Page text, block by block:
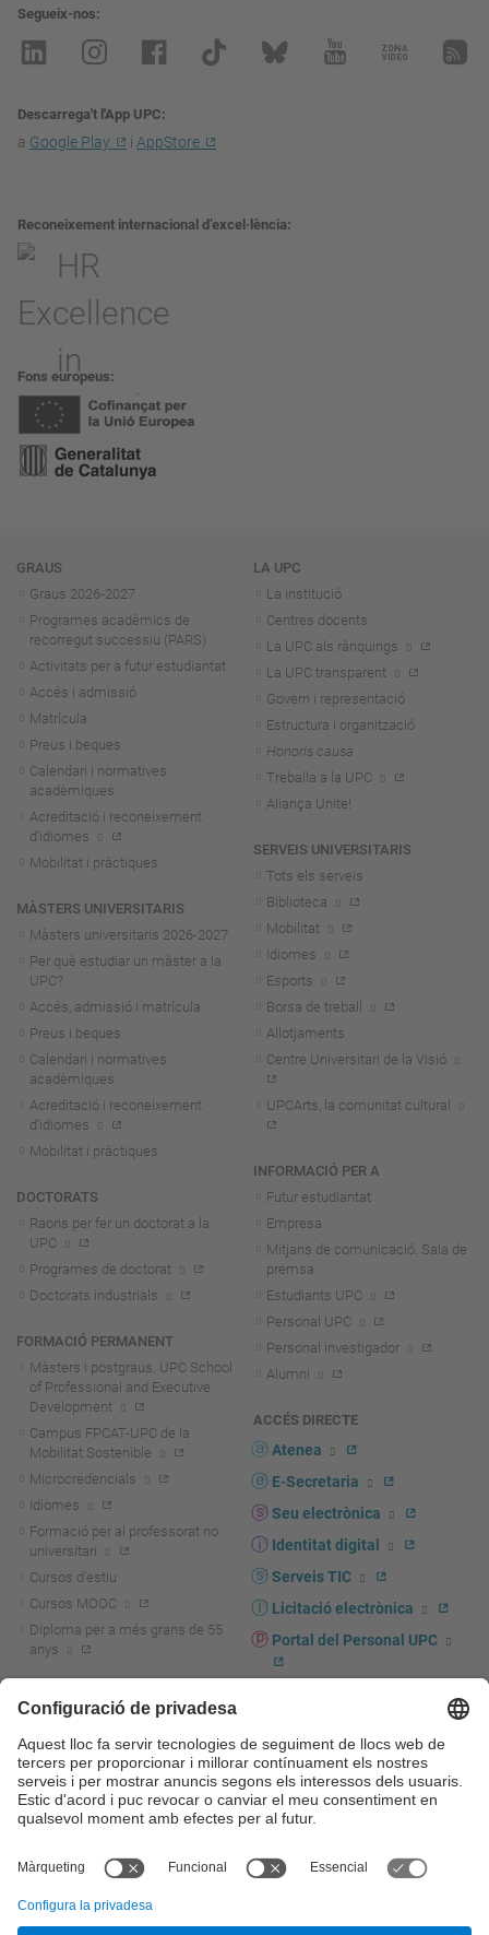
Segueix-nos
Descarrega't l'App UPC
a Google Play i AppStore
Reconeixement internacional d’excel·lència
Fons europeus
Navegació
GRAUS
Graus 2026-2027
Programes acadèmics de
recorregut successiu (PARS)
Activitats per a futur estudiantat
Accés i admissió
Matrícula
Preus i beques
Calendari i normatives
acadèmiques
Acreditació i reconeixement
d'idiomes
Mobilitat i pràctiques
MÀSTERS UNIVERSITARIS
Màsters universitaris 2026-2027
Per què estudiar un màster a la
UPC?
Accés, admissió i matrícula
Preus i beques
Calendari i normatives
acadèmiques
Acreditació i reconeixement
d'idiomes
Mobilitat i pràctiques
DOCTORATS
Raons per fer un doctorat a la
UPC
Programes de doctorat
Doctorats industrials
FORMACIÓ PERMANENT
Màsters i postgraus. UPC School
of Professional and Executive
Development
Campus FPCAT-UPC de la
Mobilitat Sostenible
Microcredencials
Idiomes
Formació per al professorat no
universitari
Cursos d'estiu
Cursos MOOC
Diploma per a més grans de 55
anys
Actualitat R+D+I
La recerca a la UPC
La transferència, l'emprenedoria i
la innovació a la UPC
Foment i suport a la recerca
transferència, l'emprenedoria i la
Serveis per a empreses
LA UPC
La institució
Centres docents
La UPC als rànquings
La UPC transparent
Govern i representació
Estructura i organització
Honoris causa
Treballa a la UPC
Aliança Unite!
SERVEIS UNIVERSITARIS
Tots els serveis
Biblioteca
Mobilitat
Idiomes
Esports
Borsa de treball
Allotjaments
Centre Universitari de la Visió
UPCArts, la comunitat cultural
INFORMACIÓ PER A
Futur estudiantat
Empresa
Mitjans de comunicació. Sala de
premsa
Estudiants UPC
Personal UPC
Personal investigador
Alumni
ACCÉS DIRECTE
Atenea
E-Secretaria
Seu electrònica
Identitat digital
Serveis TIC
Licitació electrònica
Portal del Personal UPC
UPCshop, marxandatge
Sala de premsa
Seguretat i salut
Autoprotecció i emergències